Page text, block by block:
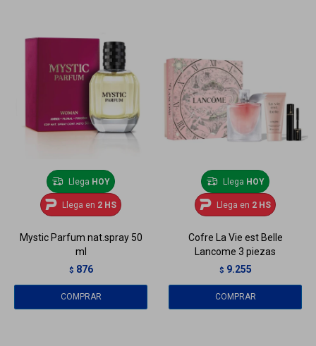
Llega HOY
Llega en 2 HS
Mystic Parfum nat.spray 50
ml
$ 876
Llega HOY
Llega en 2 HS
Cofre La Vie est Belle
Lancome 3 piezas
$ 9.255